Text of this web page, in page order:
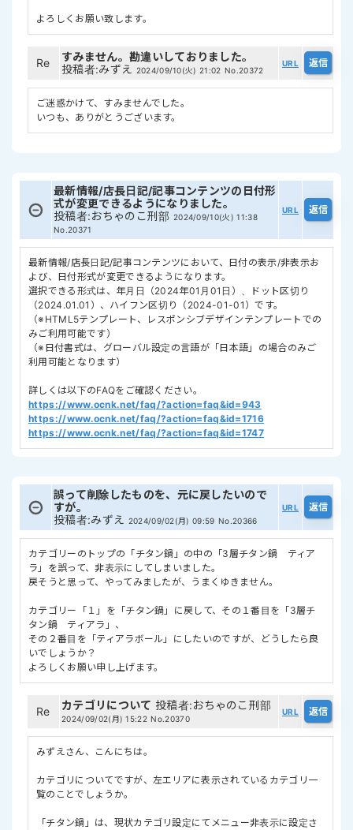
よろしくお願い致します。
Re
すみません。勘違いしておりました。
投稿者:みずえ 2024/09/10(火) 21:02 No.20372
URL
ご迷惑かけて、すみませんでした。
いつも、ありがとうございます。
最新情報/店長日記/記事コンテンツの日付形
式が変更できるようになりました。
投稿者:おちゃのこ刑部 2024/09/10(火) 11:38
No.20371
URL
最新情報/店長日記/記事コンテンツにおいて、日付の表示/非表示お
よび、日付形式が変更できるようになります。
選択できる形式は、年月日（2024年01月01日）、ドット区切り
（2024.01.01）、ハイフン区切り（2024-01-01）です。
（※HTML5テンプレート、レスポンシブデザインテンプレートでの
みご利用可能です）
（※日付書式は、グローバル設定の言語が「日本語」の場合のみご
利用可能となります）
詳しくは以下のFAQをご確認ください。
https://www.ocnk.net/faq/?action=faq&id=943
https://www.ocnk.net/faq/?action=faq&id=1716
https://www.ocnk.net/faq/?action=faq&id=1747
誤って削除したものを、元に戻したいので
すが。
投稿者:みずえ 2024/09/02(月) 09:59 No.20366
URL
カテゴリーのトップの「チタン鍋」の中の「3層チタン鍋 ティア
ラ」を誤って、非表示にしてしまいました。
戻そうと思って、やってみましたが、うまくゆきません。
カテゴリー「１」を「チタン鍋」に戻して、その１番目を「3層チ
タン鍋 ティアラ」、
その２番目を「ティアラボール」にしたいのですが、どうしたら良
いでしょうか？
よろしくお願い申し上げます。
Re カテゴリについて 投稿者:おちゃのこ刑部
2024/09/02(月) 15:22 No.20370
URL
みずえさん、こんにちは。
カテゴリについてですが、左エリアに表示されているカテゴリ一
覧のことでしょうか。
「チタン鍋」は、現状カテゴリ設定にてメニュー非表示に設定さ